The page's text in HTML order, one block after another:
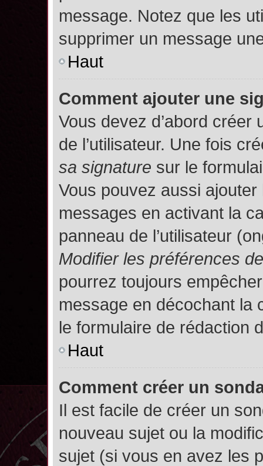
message. Notez que les
supprimer un message
Haut
Comment ajouter une
Vous devez d’abord
de l’utilisateur. Une fois
sa signature sur le
Vous pouvez aussi
messages en activant la
panneau de l’utilisateur
Modifier les préférences
pourrez toujours
message en décochant la
le formulaire de rédaction
Haut
Comment créer un
Il est facile de créer un
nouveau sujet ou la
sujet (si vous en avez les